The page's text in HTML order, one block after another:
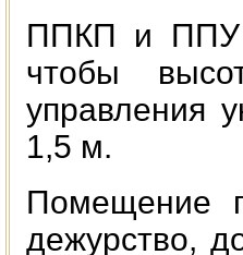
ППКП и ППУ
чтобы
управления
1,5 м.
Помещение
дежурство,